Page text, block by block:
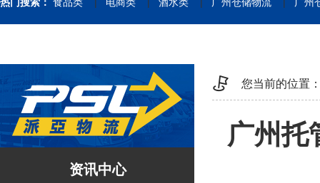
热门搜索： 食品类 电商类 酒水类 广州仓储物流 广州
资讯中心
您当前的位置
广州托